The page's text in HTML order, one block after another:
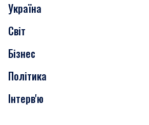
Скандали
Нерухомість
Транспорт
Україна
Світ
Бізнес
Політика
Інтерв'ю